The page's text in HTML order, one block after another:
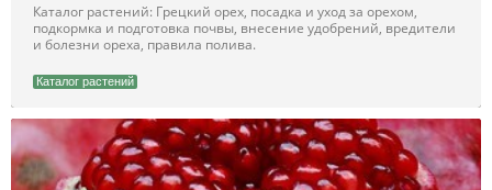
Каталог растений: Грецкий орех, посадка и уход за орехом,
подкормка и подготовка почвы, внесение удобрений, вредители
и болезни ореха, правила полива.
Каталог растений